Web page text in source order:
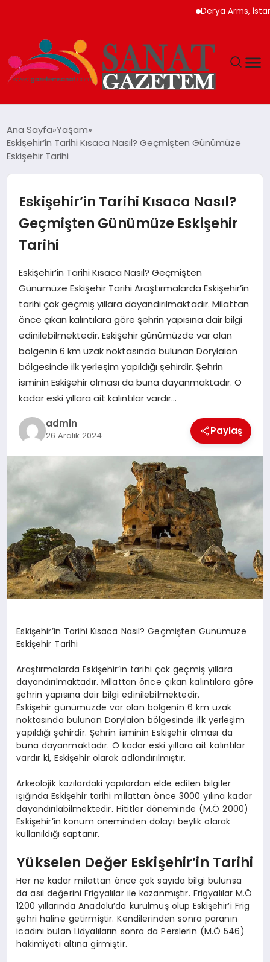
Derya Arms,
TEKNOLOJI
YAŞAM
EKONOMI
SAĞLIK
DÜNYA
EĞITIM
Ana Sayfa Yaşam
Eskişehir’in Tarihi Kısaca Nasıl? Geçmişten Günümüze
Eskişehir Tarihi
Eskişehir’in Tarihi Kısaca Nasıl?
Geçmişten Günümüze Eskişehir
Tarihi
Eskişehir’in Tarihi Kısaca Nasıl? Geçmişten
Günümüze Eskişehir Tarihi Araştırmalarda Eskişehir’in
tarihi çok geçmiş yıllara dayandırılmaktadır. Milattan
önce çıkan kalıntılara göre şehrin yapısına dair bilgi
edinilebilmektedir. Eskişehir günümüzde var olan
bölgenin 6 km uzak noktasında bulunan Dorylaion
bölgesinde ilk yerleşim yapıldığı şehirdir. Şehrin
isminin Eskişehir olması da buna dayanmaktadır. O
kadar eski yıllara ait kalıntılar vardır…
admin
26 Aralık 2024 Paylaş
Eskişehir’in Tarihi Kısaca Nasıl? Geçmişten Günümüze
Eskişehir Tarihi
Araştırmalarda Eskişehir’in tarihi çok geçmiş yıllara
dayandırılmaktadır. Milattan önce çıkan kalıntılara göre
şehrin yapısına dair bilgi edinilebilmektedir.
Eskişehir günümüzde var olan bölgenin 6 km uzak
noktasında bulunan Dorylaion bölgesinde ilk yerleşim
yapıldığı şehirdir. Şehrin isminin Eskişehir olması da
buna dayanmaktadır. O kadar eski yıllara ait kalıntılar
vardır ki, Eskişehir olarak adlandırılmıştır.
Arkeolojik kazılardaki yapılardan elde edilen bilgiler
ışığında Eskişehir tarihi milattan önce 3000 yılına kadar
dayandırılabilmektedir. Hititler döneminde (M.Ö 2000)
Eskişehir’in konum öneminden dolayı beylik olarak
kullanıldığı saptanır.
Yükselen Değer Eskişehir’in Tarihi
Her ne kadar milattan önce çok sayıda bilgi bulunsa
da asıl değerini Frigyalılar ile kazanmıştır. Frigyalılar M.Ö
1200 yıllarında Anadolu’da kurulmuş olup Eskişehir’i Frig
şehri haline getirmiştir. Kendilerinden sonra paranın
icadını bulan Lidyalıların sonra da Perslerin (M.Ö 546)
hakimiyeti altına girmiştir.